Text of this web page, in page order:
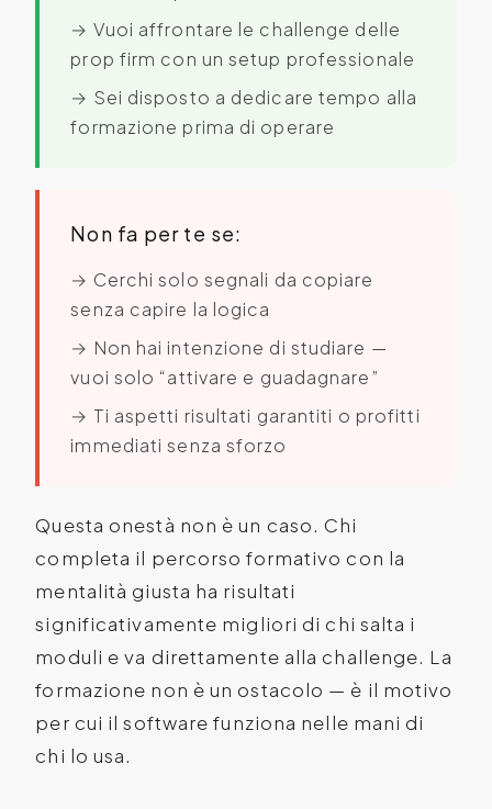
→ Vuoi affrontare le challenge delle
prop firm con un setup professionale
→ Sei disposto a dedicare tempo alla
formazione prima di operare
Non fa per te se:
→ Cerchi solo segnali da copiare
senza capire la logica
→ Non hai intenzione di studiare —
vuoi solo “attivare e guadagnare”
→ Ti aspetti risultati garantiti o profitti
immediati senza sforzo
Questa onestà non è un caso. Chi
completa il percorso formativo con la
mentalità giusta ha risultati
significativamente migliori di chi salta i
moduli e va direttamente alla challenge. La
formazione non è un ostacolo — è il motivo
per cui il software funziona nelle mani di
chi lo usa.